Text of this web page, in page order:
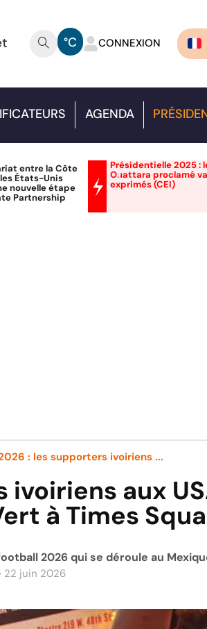
°C CONNEXION
AGENDA
entre la Côte
États-Unis
nouvelle étape
Partnership
Présidentielle 2025 :
Ouattara proclamé
exprimés (CEI)
: les supporters ivoiriens ...
ivoiriens aux
à Times
2026 qui se déroule au
22 juin 2026